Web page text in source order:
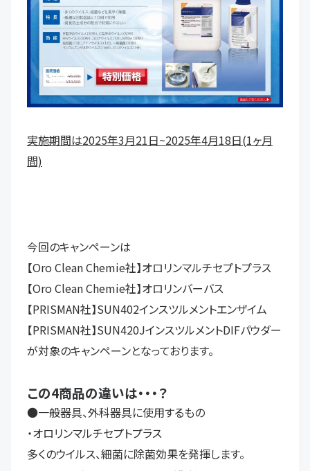
実施期間は2025年3月21日~2025年4月18日(1ヶ月
間)
今回のキャンペーンは
【Oro Clean Chemie社】オロリンマルチセプトプラス
【Oro Clean Chemie社】オロリンバーバス
【PRISMAN社】SUN402インスツルメントエンザイム
【PRISMAN社】SUN420JインスツルメントDIFパウダー
が対象のキャンペーンとなっております。
この4商品の違いは・・・？
●一般器具、外科器具に使用するもの
・オロリンマルチセプトプラス
多くのウイルス、細菌に除菌効果を発揮します。